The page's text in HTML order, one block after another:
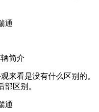
简介
来看是没有什么区别的。
部区别。